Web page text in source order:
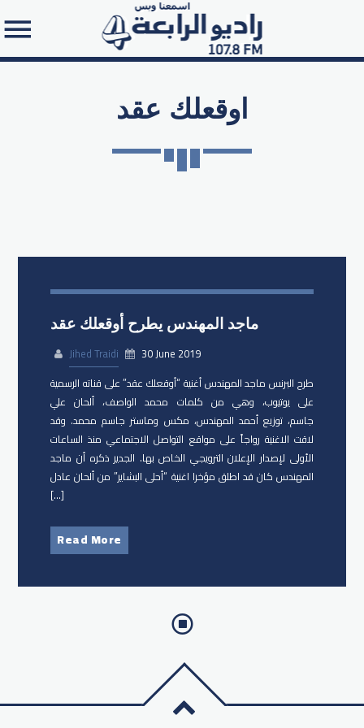
اوقعلك عقد
ماجد المهندس يطرح أوقعلك عقد
Jihed Traidi
30 June 2019
طرح البرنس ماجد المهندس​ أغنية “أوقعلك عقد” على قناته الرسمية
على يوتيوب، وهي من كلمات محمد الواصف، ألحان علي
جاسم، توزيع أحمد المهندس، مكس وماستر جاسم محمد. وقد
لاقت الاغنية رواجاً على مواقع التواصل الاجتماعي منذ الساعات
الأولى لإصدار الإعلان الترويجي الخاص بها. الجدير ذكره أن ماجد
المهندس كان قد اطلق مؤخرا اغنية “أحلى البشاير” من ألحان عادل
[…]
Read More